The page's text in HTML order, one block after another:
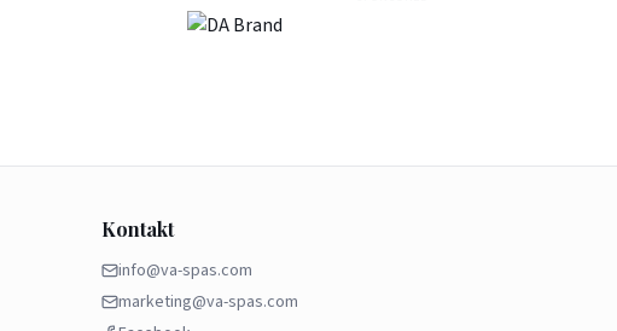
Kontakt
info@va-spas.com
marketing@va-spas.com